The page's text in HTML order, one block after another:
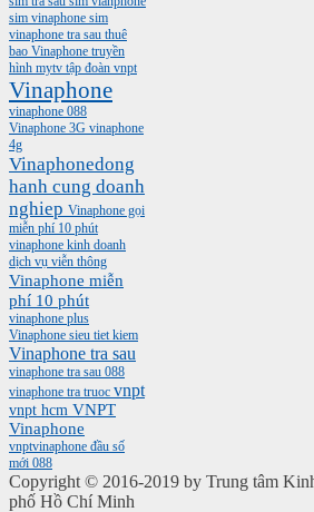
sim vinaphone sim
vinaphone tra sau thuê
bao Vinaphone truyền
hình mytv tập đoàn vnpt
Vinaphone
vinaphone 088
Vinaphone 3G vinaphone
4g
Vinaphonedong
hanh cung doanh
nghiep Vinaphone gọi
miễn phí 10 phút
vinaphone kinh doanh
dịch vụ viễn thông
Vinaphone miễn
phí 10 phút
vinaphone plus
Vinaphone sieu tiet kiem
Vinaphone tra sau
vinaphone tra sau 088
vinaphone tra truoc vnpt
vnpt hcm VNPT
Vinaphone
vnptvinaphone đầu số
mới 088
Copyright © 2016-2019 by Trung tâm
phố Hồ Chí Minh